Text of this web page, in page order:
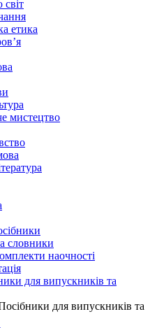
етика
мистецтво
словники
наочності
для випускників та
для випускників та